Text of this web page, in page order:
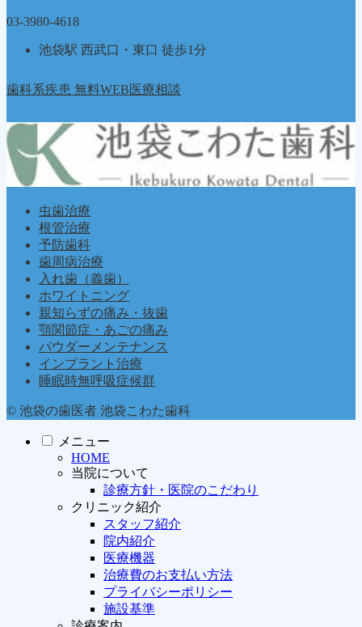
03-3980-4618
池袋駅 西武口・東口 徒歩1分
歯科系疾患 無料WEB医療相談
虫歯治療
根管治療
予防歯科
歯周病治療
入れ歯（義歯）
ホワイトニング
親知らずの痛み・抜歯
顎関節症・あごの痛み
パウダーメンテナンス
インプラント治療
睡眠時無呼吸症候群
© 池袋の歯医者 池袋こわた歯科
メニュー
HOME
当院について
診療方針・医院のこだわり
クリニック紹介
スタッフ紹介
院内紹介
医療機器
治療費のお支払い方法
プライバシーポリシー
施設基準